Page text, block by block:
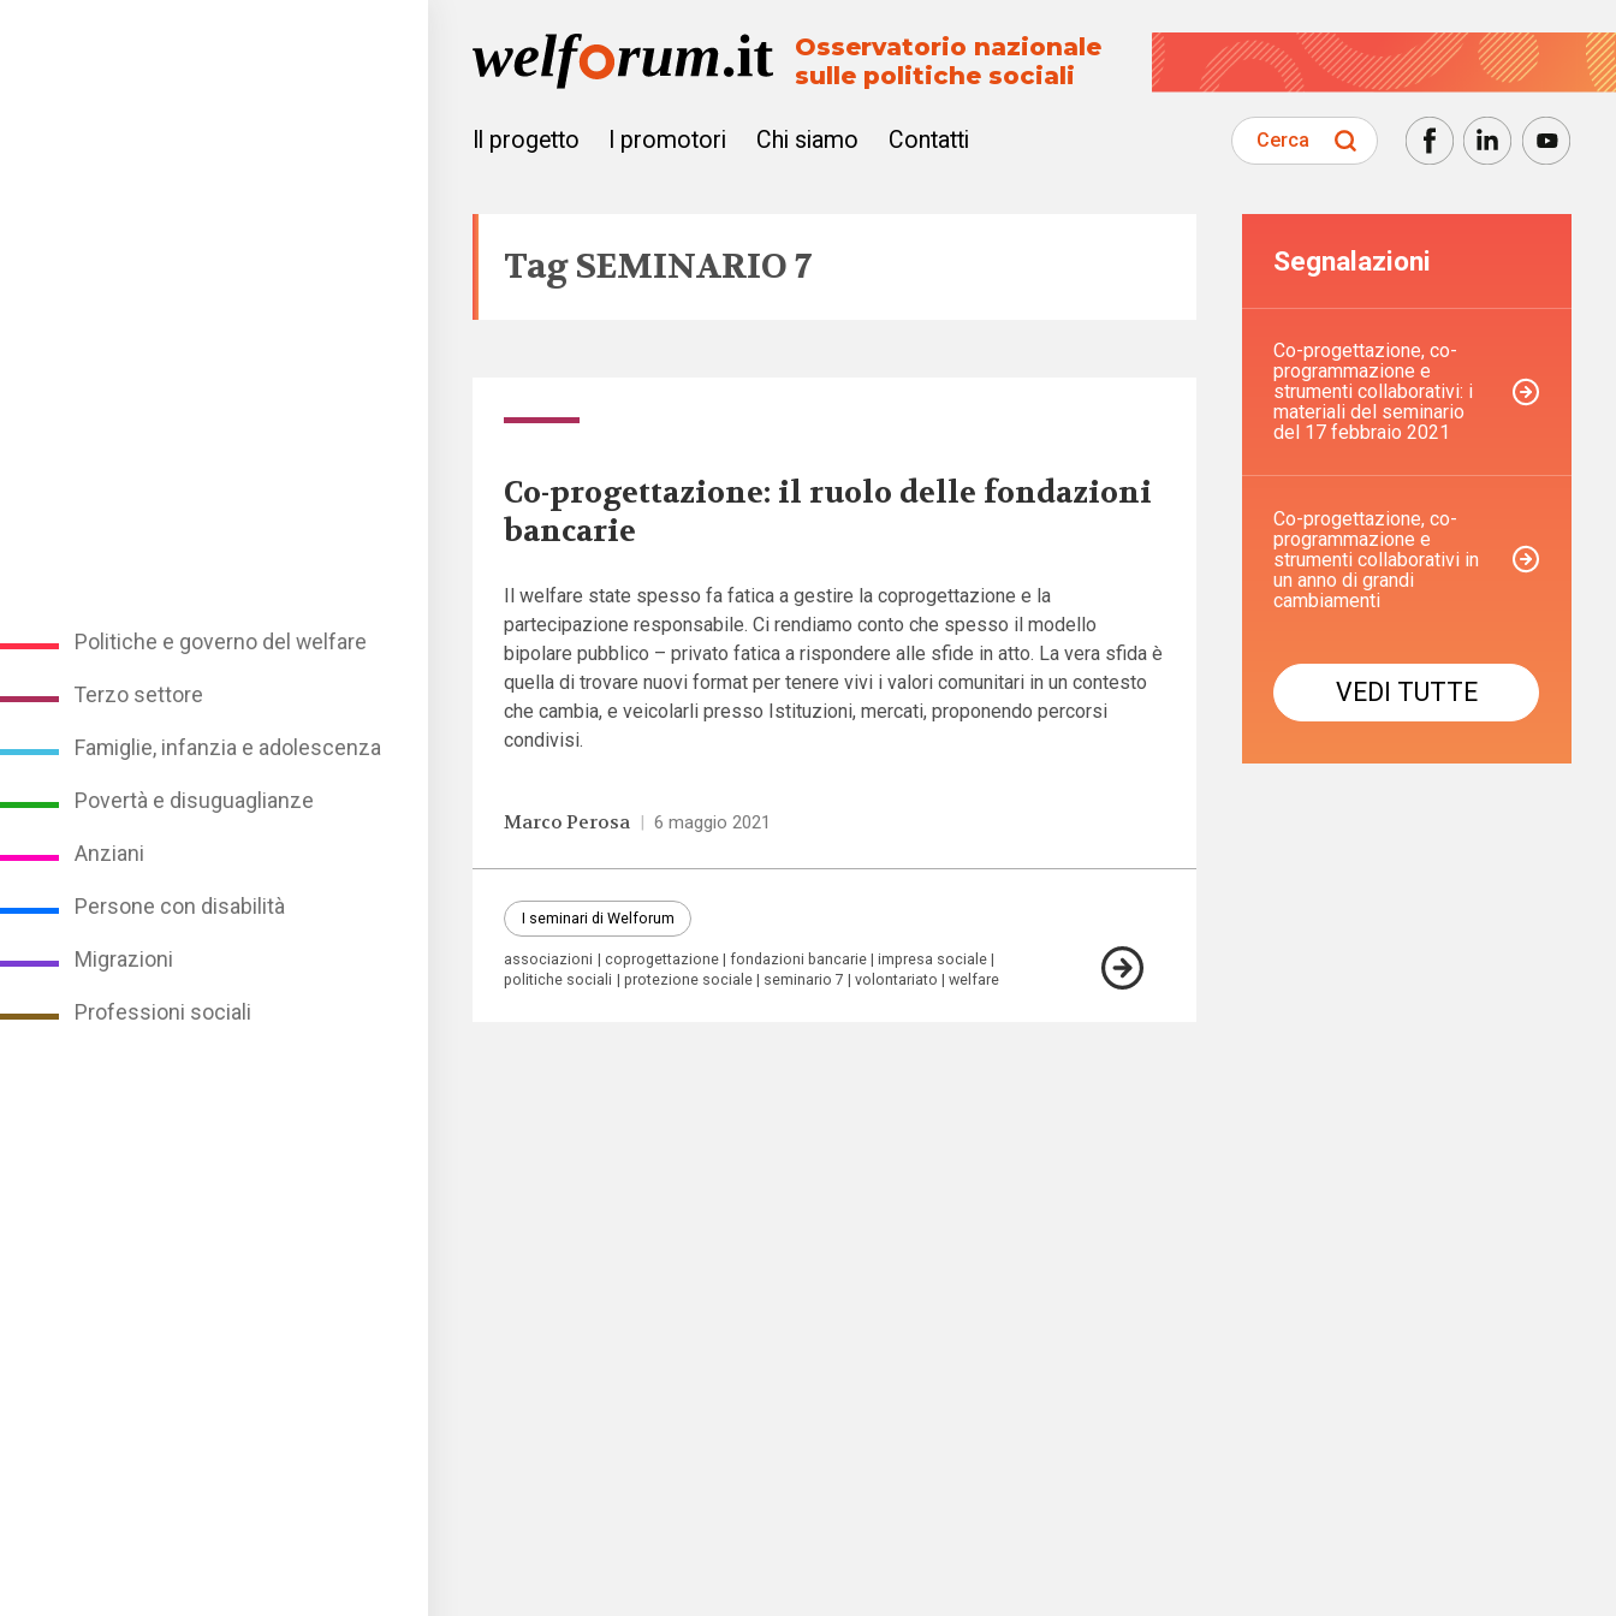
Politiche e governo del welfare
Terzo settore
Famiglie, infanzia e adolescenza
Povertà e disuguaglianze
Anziani
Persone con disabilità
Migrazioni
Professioni sociali
Osservatorio nazionale
sulle politiche sociali
Il progetto I promotori Chi siamo Contatti Cerca
TagSEMINARIO 7
Co-progettazione: il ruolo delle fondazioni
bancarie
Il welfare state spesso fa fatica a gestire la coprogettazione e la
partecipazione responsabile. Ci rendiamo conto che spesso il modello
bipolare pubblico – privato fatica a rispondere alle sfide in atto. La vera sfida è
quella di trovare nuovi format per tenere vivi i valori comunitari in un contesto
che cambia, e veicolarli presso Istituzioni, mercati, proponendo percorsi
condivisi.
Marco Perosa | 6 maggio 2021
I seminari di Welforum
associazioni coprogettazione fondazioni bancarie
impresa sociale
politiche sociali
protezione sociale seminario 7 volontariato welfare
Segnalazioni
Co-progettazione, co-
programmazione e
strumenti collaborativi: i
materiali del seminario
del 17 febbraio 2021
Co-progettazione, co-
programmazione e
strumenti collaborativi in
un anno di grandi
cambiamenti
VEDI TUTTE